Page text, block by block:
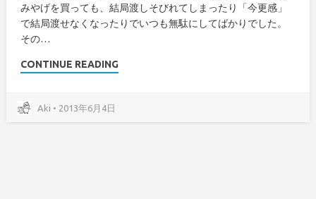
みやげを買っても、結局渡しそびれてしまったり「今更感」
で結局渡せなくなったりでいつも無駄にしてばかりでした。
その…
CONTINUE READING
Aki • 2013年6月4日